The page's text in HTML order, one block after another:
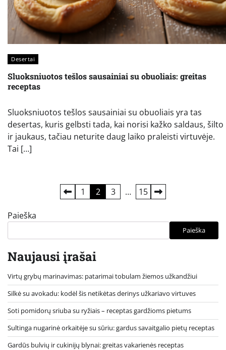
Desertai
Sluoksniuotos tešlos sausainiai su obuoliais: greitas
receptas
Sluoksniuotos tešlos sausainiai su obuoliais yra tas
desertas, kuris gelbsti tada, kai norisi kažko saldaus, šilto
ir jaukaus, tačiau neturite daug laiko praleisti virtuvėje.
Tai […]
puslapiavimas
1 2 3 … 15
Paieška
Paieška
Naujausi įrašai
Virtų grybų marinavimas: patarimai tobulam žiemos užkandžiui
Silkė su avokadu: kodėl šis netikėtas derinys užkariavo virtuves
Soti pomidorų sriuba su ryžiais – receptas gardžioms pietums
Sultinga nugarinė orkaitėje su sūriu: gardus savaitgalio pietų receptas
Gardūs bulvių ir cukinijų blynai: greitas vakarienės receptas